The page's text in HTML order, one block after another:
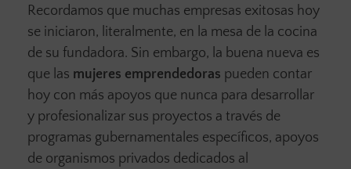
Recordamos que muchas empresas exitosas hoy
se iniciaron, literalmente, en la mesa de la cocina
de su fundadora. Sin embargo, la buena nueva es
que las mujeres emprendedoras pueden contar
hoy con más apoyos que nunca para desarrollar
y profesionalizar sus proyectos a través de
programas gubernamentales específicos, apoyos
de organismos privados dedicados al